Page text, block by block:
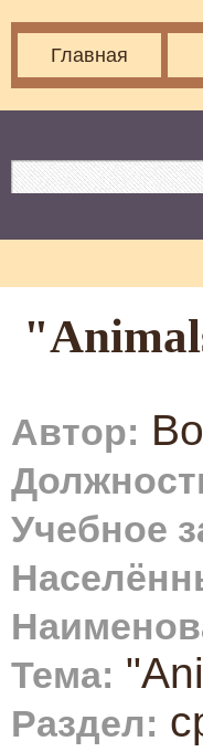
Главная
Автор:
Учебное
Тема:
Раздел: